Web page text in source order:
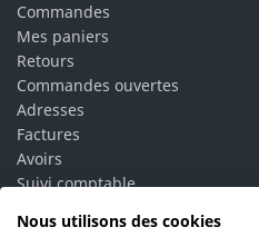
Commandes
Mes paniers
Retours
Commandes ouvertes
Adresses
Factures
Avoirs
Suivi comptable
Vos alertes
Nous utilisons des cookies